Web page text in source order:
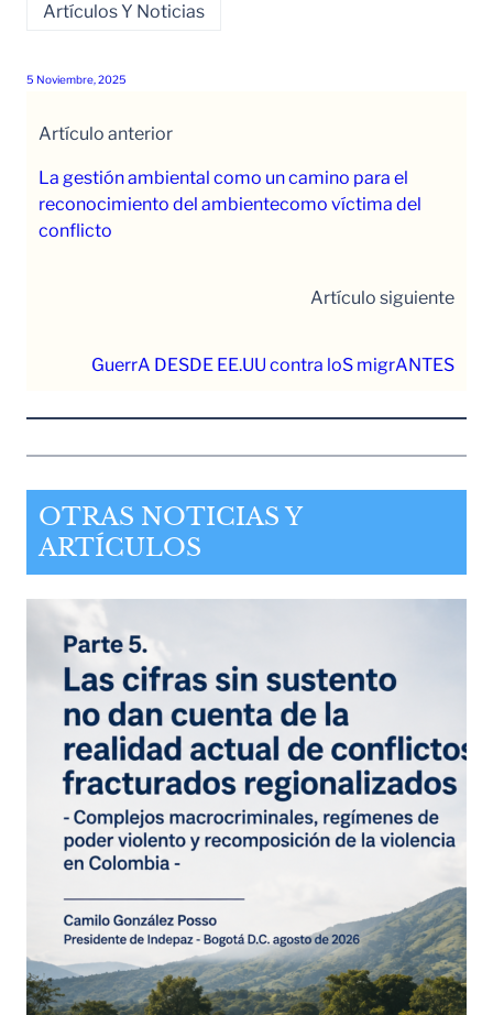
Artículos Y Noticias
5 Noviembre, 2025
Artículo anterior
La gestión ambiental como un camino para el
reconocimiento del ambientecomo víctima del
conflicto
Artículo siguiente
GuerrA DESDE EE.UU contra loS migrANTES
OTRAS NOTICIAS Y
ARTÍCULOS